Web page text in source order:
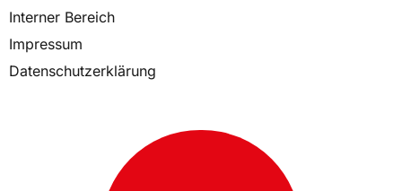
Interner Bereich
Impressum
Datenschutzerklärung